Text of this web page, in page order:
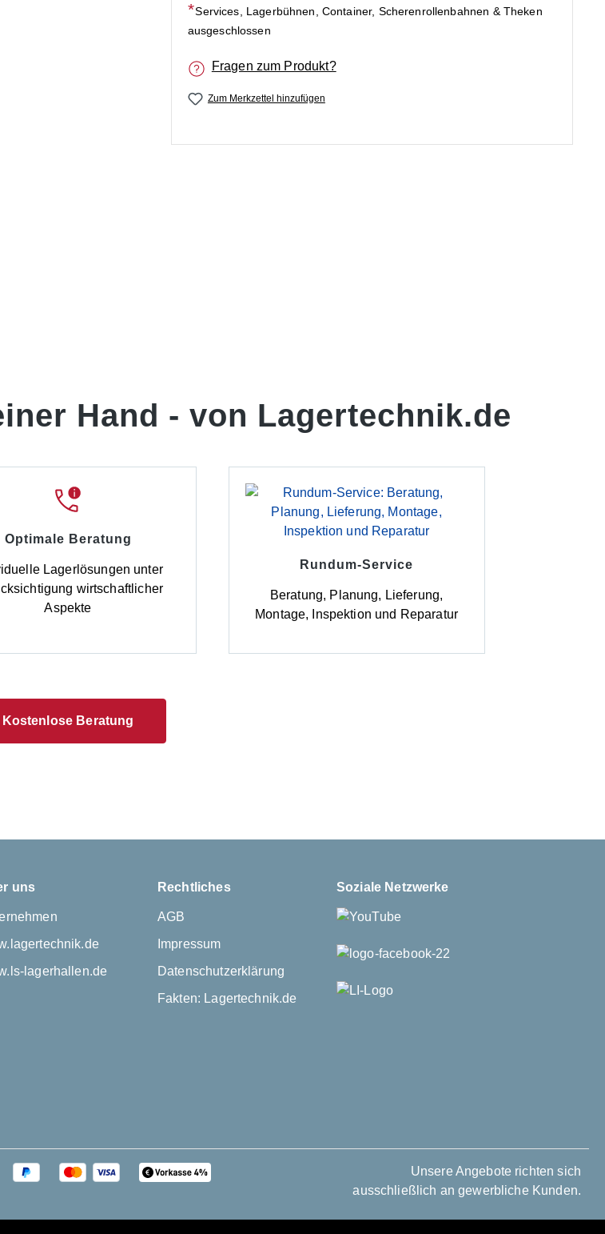
Services, Lagerbühnen, Container, Scherenrollenbahnen & Theken
ausgeschlossen
Fragen zum Produkt?
Zum Merkzettel hinzufügen
Hand - von Lagertechnik.de
Optimale Beratung
Lagerlösungen unter
wirtschaftlicher
Aspekte
Rundum-Service
Beratung, Planung, Lieferung,
Montage, Inspektion und Reparatur
Kostenlose Beratung
uns
lagerhallen.de
Rechtliches
AGB
Impressum
Datenschutzerklärung
Fakten: Lagertechnik.de
Soziale Netzwerke
Unsere Angebote richten sich
ausschließlich an gewerbliche Kunden.